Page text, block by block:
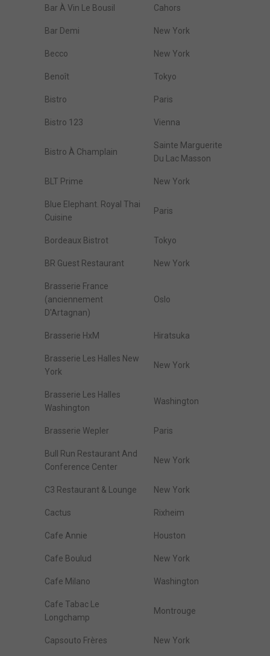
Bar À Vin Le Bousil Cahors
Bar Demi New York
Becco New York
Benoît Tokyo
Bistro Paris
Bistro 123 Vienna
Bistro À Champlain
Sainte Marguerite
Du Lac Masson
BLT Prime New York
Blue Elephant. Royal Thai
Cuisine
Paris
Bordeaux Bistrot Tokyo
BR Guest Restaurant New York
Brasserie France
(anciennement
D'Artagnan)
Oslo
Brasserie HxM Hiratsuka
Brasserie Les Halles New
York
New York
Brasserie Les Halles
Washington
Washington
Brasserie Wepler Paris
Bull Run Restaurant And
Conference Center
New York
C3 Restaurant & Lounge New York
Cactus Rixheim
Cafe Annie Houston
Cafe Boulud New York
Cafe Milano Washington
Cafe Tabac Le
Longchamp
Montrouge
Capsouto Frères New York